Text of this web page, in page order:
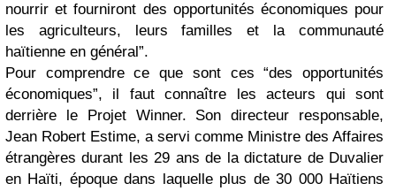
nourrir et fourniront des opportunités économiques pour
les agriculteurs, leurs familles et la communauté
haïtienne en général”.
Pour comprendre ce que sont ces “des opportunités
économiques”, il faut connaître les acteurs qui sont
derrière le Projet Winner. Son directeur responsable,
Jean Robert Estime, a servi comme Ministre des Affaires
étrangères durant les 29 ans de la dictature de Duvalier
en Haïti, époque dans laquelle plus de 30 000 Haïtiens